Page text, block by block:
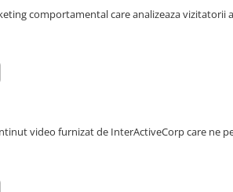
comportamental care analizeaza vizitatorii
video furnizat de InterActiveCorp care ne